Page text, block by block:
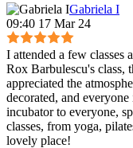
Gabriela I
09:40 17 Mar 24
I attended a few classes
Rox Barbulescu's class,
appreciated the
decorated, and
incubator to everyone,
classes, from yoga,
lovely place!